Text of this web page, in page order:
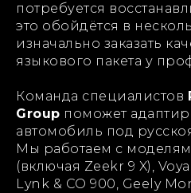
потребуется
это обойдётся в
изначально заказать
языкового пакета у
Команда специалистов
Group поможет
автомобиль под
Мы работаем с
(включая Zeekr 9 X),
Lynk & CO 900, Geely